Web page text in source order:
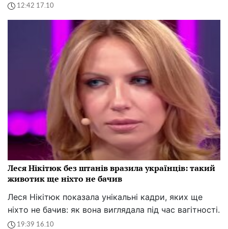
12:42 17.10
Леся Нікітюк без штанів вразила українців: такий
животик ще ніхто не бачив
Леся Нікітюк показала унікальні кадри, яких ще
ніхто не бачив: як вона виглядала під час вагітності.
19:39 16.10